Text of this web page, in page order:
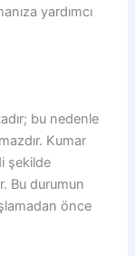
yardımcı
bu nedenle
Kumar
şekilde
Bu durumun
önce